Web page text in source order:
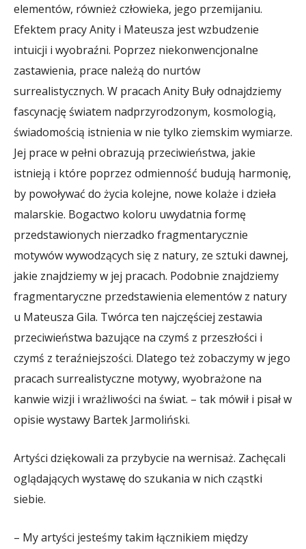
elementów, również człowieka, jego przemijaniu.
Efektem pracy Anity i Mateusza jest wzbudzenie
intuicji i wyobraźni. Poprzez niekonwencjonalne
zastawienia, prace należą do nurtów
surrealistycznych. W pracach Anity Buły odnajdziemy
fascynację światem nadprzyrodzonym, kosmologią,
świadomością istnienia w nie tylko ziemskim wymiarze.
Jej prace w pełni obrazują przeciwieństwa, jakie
istnieją i które poprzez odmienność budują harmonię,
by powoływać do życia kolejne, nowe kolaże i dzieła
malarskie. Bogactwo koloru uwydatnia formę
przedstawionych nierzadko fragmentarycznie
motywów wywodzących się z natury, ze sztuki dawnej,
jakie znajdziemy w jej pracach. Podobnie znajdziemy
fragmentaryczne przedstawienia elementów z natury
u Mateusza Gila. Twórca ten najczęściej zestawia
przeciwieństwa bazujące na czymś z przeszłości i
czymś z teraźniejszości. Dlatego też zobaczymy w jego
pracach surrealistyczne motywy, wyobrażone na
kanwie wizji i wrażliwości na świat. – tak mówił i pisał w
opisie wystawy Bartek Jarmoliński.
Artyści dziękowali za przybycie na wernisaż. Zachęcali
oglądających wystawę do szukania w nich cząstki
siebie.
– My artyści jesteśmy takim łącznikiem między